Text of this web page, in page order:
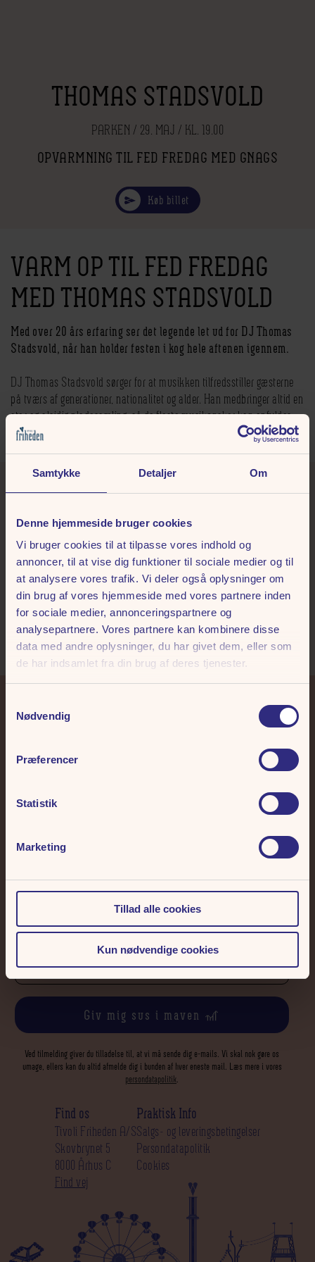
Samtykke Detaljer Om
Denne hjemmeside bruger cookies
Vi bruger cookies til at tilpasse vores indhold og
annoncer, til at vise dig funktioner til sociale medier og til
at analysere vores trafik. Vi deler også oplysninger om
din brug af vores hjemmeside med vores partnere inden
for sociale medier, annonceringspartnere og
analysepartnere. Vores partnere kan kombinere disse
data med andre oplysninger, du har givet dem, eller som
de har indsamlet fra din brug af deres tjenester.
Nødvendig
Præferencer
Statistik
Marketing
Tillad alle cookies
Kun nødvendige cookies
THOMAS STADSVOLD
PARKEN / 29. MAJ / KL. 19.00
OPVARMNING TIL FED FREDAG MED GNAGS
Køb billet
VARM OP TIL FED FREDAG
MED THOMAS STADSVOLD
Med over 20 års erfaring ser det legende let ud for DJ Thomas
Stadsvold, når han holder festen i kog hele aftenen igennem.
DJ Thomas Stadsvold sørger for at musikken tilfredsstiller gæsterne
på tværs af generationer, nationalitet og alder. Han medbringer altid en
stor og alsidig pladesamling, så de fleste musikønsker kan opfyldes,
og du vil aldrig møde et “standard repertoire”.
GØR DIN FREDAG EKSTRA
LÆKKER
Gør lidt ekstra ud af din fredag og start din aften med et besøg på en af
vores restauranter. Det er en populær måde at starte Fed Fredag på, så
vi anbefaler, at du bestiller bord på forhånd.
Se alle restauranter
Find os
Tivoli Friheden A/S
Skovbrynet 5
8000 Århus C
Find vej
Praktisk Info
Salgs- og leveringsbetingelser
Persondatapolitik
Cookies
sæsonkort Deluxe til Tivoli Friheden.
Giv mig sus i maven 🎢
Ved tilmelding giver du tilladelse til, at vi må sende dig e-mails. Vi skal nok gøre os
umage, ellers kan du altid afmelde dig i bunden af hver eneste mail. Læs mere i vores
persondatapolitik.